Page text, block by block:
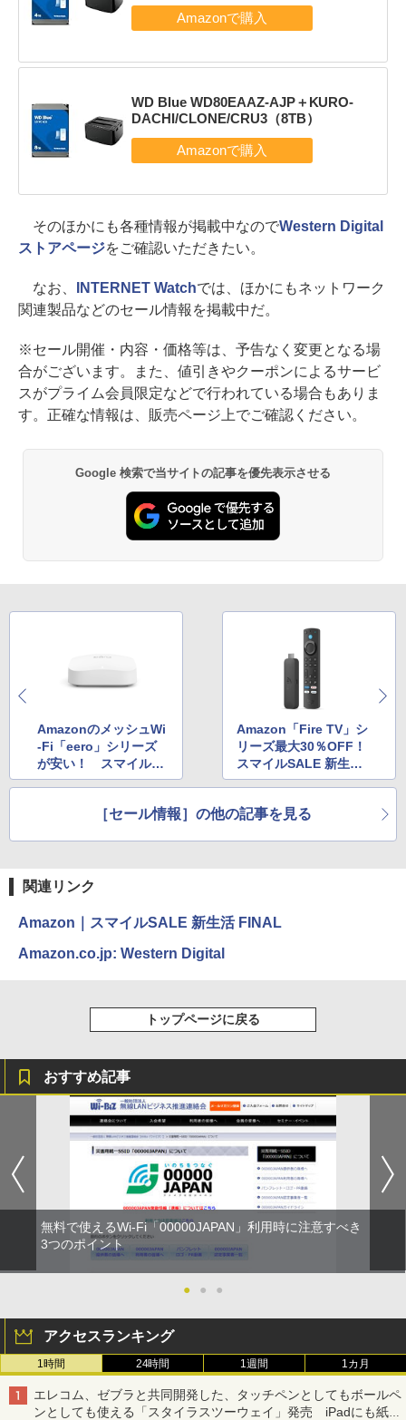
WD Blue WD80EAAZ-AJP＋KURO-
DACHI/CLONE/CRU3（8TB）
そのほかにも各種情報が掲載中なのでWestern Digital
ストアページをご確認いただきたい。
なお、 INTERNET Watchでは、ほかにもネットワーク
関連製品などのセール情報を掲載中だ。
※セール開催・内容・価格等は、予告なく変更となる場
合がございます。また、値引きやクーポンによるサービ
スがプライム会員限定などで行われている場合もありま
す。正確な情報は、販売ページ上でご確認ください。
Google 検索で当サイトの記事を優先表示させる
AmazonのメッシュWi
-Fi「eero」シリーズ
が安い！ スマイルSA
LE 新生活 FINAL
Amazon「Fire TV」シ
リーズ最大30％OFF！
スマイルSALE 新生活
FINAL
［セール情報］の他の記事を見る
関連リンク
Amazon｜スマイルSALE 新生活 FINAL
Amazon.co.jp: Western Digital
トップページに戻る
おすすめ記事
無料で使えるWi-Fi「00000JAPAN」利用時に注意すべき
3つのポイント
● ● ●
アクセスランキング
1時間 24時間 1週間 1カ月
エレコム、ゼブラと共同開発した、タッチペンとしてもボールペ
ンとしても使える「スタイラスツーウェイ」発売 iPadにも紙に